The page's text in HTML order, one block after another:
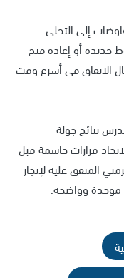
إلى التحلي
جديدة أو إعادة فتح
الاتفاق في أسرع وقت
نتائج جولة
قرارات حاسمة قبل
المتفق عليه لإنجاز
موحدة وواضحة.